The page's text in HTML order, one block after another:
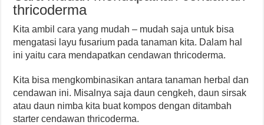
thricoderma
Kita ambil cara yang mudah – mudah saja untuk bisa
mengatasi layu fusarium pada tanaman kita. Dalam hal
ini yaitu cara mendapatkan cendawan thricoderma.
Kita bisa mengkombinasikan antara tanaman herbal dan
cendawan ini. Misalnya saja daun cengkeh, daun sirsak
atau daun nimba kita buat kompos dengan ditambah
starter cendawan thricoderma.